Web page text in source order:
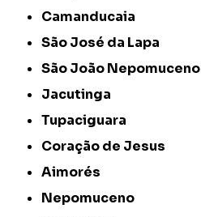
Camanducaia
São José da Lapa
São João Nepomuceno
Jacutinga
Tupaciguara
Coração de Jesus
Aimorés
Nepomuceno